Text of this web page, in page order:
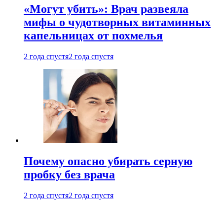
«Могут убить»: Врач развеяла
мифы о чудотворных витаминных
капельницах от похмелья
2 года спустя2 года спустя
Почему опасно убирать серную
пробку без врача
2 года спустя2 года спустя